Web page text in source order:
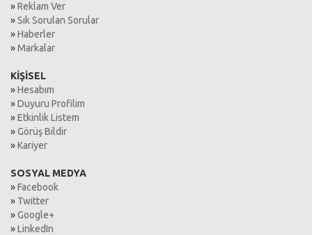
»Reklam Ver
»Sık Sorulan Sorular
»Haberler
»Markalar
KİŞİSEL
»Hesabım
»Duyuru Profilim
»Etkinlik Listem
»Görüş Bildir
»Kariyer
SOSYAL MEDYA
»Facebook
» Twitter
»Google+
»LinkedIn